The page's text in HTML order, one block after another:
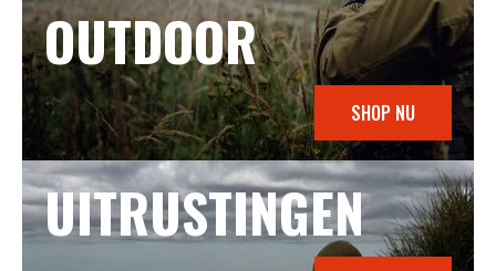
OUTDOOR
SHOP NU
UITRUSTINGEN